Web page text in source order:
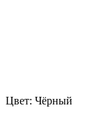
Цвет: Чёрный